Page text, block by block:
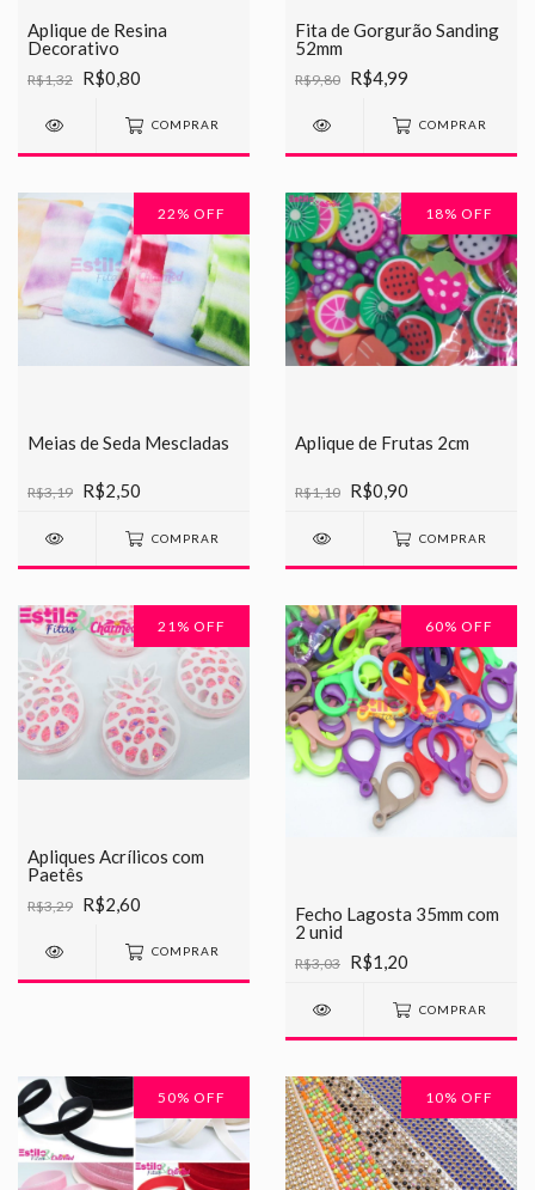
Aplique de Resina
Decorativo
R$1,32 R$0,80
COMPRAR
Fita de Gorgurão Sanding
52mm
R$9,80 R$4,99
COMPRAR
22 % OFF
Meias de Seda Mescladas
R$3,19 R$2,50
COMPRAR
18% OFF
Aplique de Frutas 2cm
R$1,10 R$0,90
COMPRAR
21% OFF
Apliques Acrílicos com
Paetês
R$3,29 R$2,60
COMPRAR
60% OFF
Fecho Lagosta 35mm com
2 unid
R$3,03 R$1,20
COMPRAR
50% OFF 10% OFF